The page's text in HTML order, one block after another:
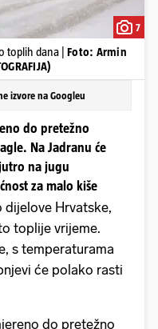
7
toplih dana | Foto: Armin
izvore na Googleu
do pretežno
Na Jadranu će
na jugu
za malo kiše
dijelove Hrvatske,
toplije vrijeme.
s temperaturama
će polako rasti
do pretežno